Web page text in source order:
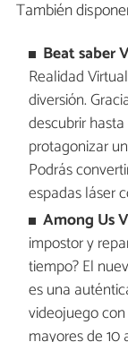
También
Beat saber
Realidad
diversión.
descubrir
protagonizar
Podrás
espadas láser
Among Us
impostor y
tiempo? El
es una
videojuego